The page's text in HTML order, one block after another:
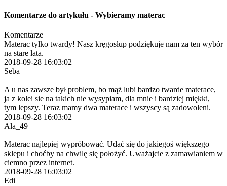
Komentarze do artykułu - Wybieramy materac
Komentarze
Materac tylko twardy! Nasz kręgosłup podziękuje nam za ten wybór
na stare lata.
2018-09-28 16:03:02
Seba
A u nas zawsze był problem, bo mąż lubi bardzo twarde materace,
ja z kolei sie na takich nie wysypiam, dla mnie i bardziej miękki,
tym lepszy. Teraz mamy dwa materace i wszyscy są zadowoleni.
2018-09-28 16:03:02
Ala_49
Materac najlepiej wypróbować. Udać się do jakiegoś większego
sklepu i choćby na chwilę się położyć. Uważajcie z zamawianiem w
ciemno przez internet.
2018-09-28 16:03:02
Edi